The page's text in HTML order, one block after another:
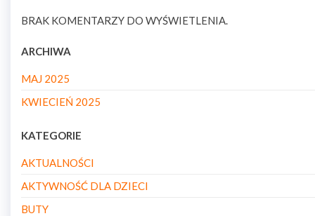
BRAK KOMENTARZY DO WYŚWIETLENIA.
ARCHIWA
MAJ 2025
KWIECIEŃ 2025
KATEGORIE
AKTUALNOŚCI
AKTYWNOŚĆ DLA DZIECI
BUTY